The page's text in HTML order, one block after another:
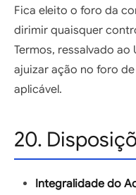
Fica eleito o foro da
dirimir quaisquer
Termos, ressalvado
ajuizar ação no foro
aplicável.
20.
Integralidade do